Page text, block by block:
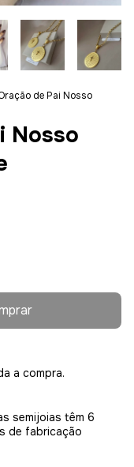
de Pai Nosso
Nosso
a compra.
semijoias têm 6
de fabricação